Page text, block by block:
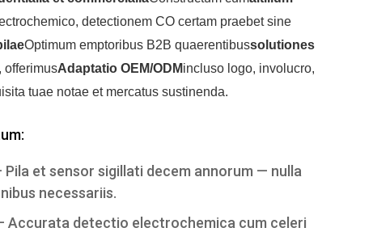
detectionem CO certam praebet sine
Optimum emptoribus B2B quaerentibussolutiones
offerimusAdaptatio OEM/ODMincluso logo, involucro,
tuae notae et mercatus sustinenda.
Pila et sensor sigillati decem annorum — nulla
necessariis.
Accurata detectio electrochemica cum celeri